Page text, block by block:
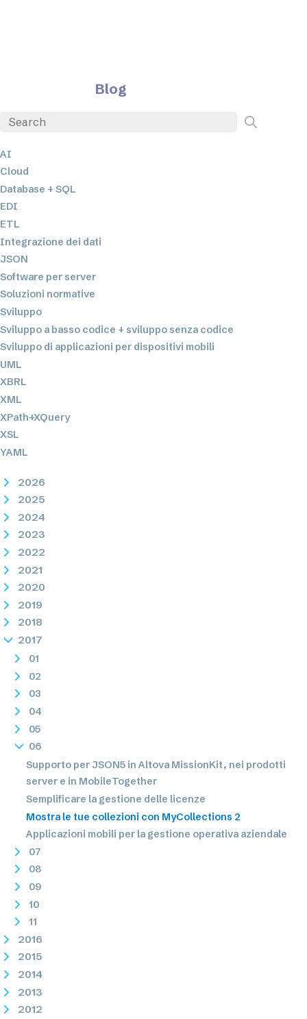
Blog
AI
Cloud
Database + SQL
EDI
ETL
Integrazione dei dati
JSON
Software per server
Soluzioni normative
Sviluppo
Sviluppo a basso codice + sviluppo senza codice
Sviluppo di applicazioni per dispositivi mobili
UML
XBRL
XML
XPath+XQuery
XSL
YAML
2026
2025
2024
2023
2022
2021
2020
2019
2018
2017
01
02
03
04
05
06
Supporto per JSON5 in Altova MissionKit, nei prodotti
server e in MobileTogether
Semplificare la gestione delle licenze
Mostra le tue collezioni con MyCollections 2
Applicazioni mobili per la gestione operativa aziendale
07
08
09
10
11
2016
2015
2014
2013
2012